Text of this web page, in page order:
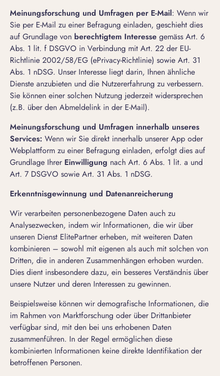
Meinungsforschung und Umfragen per E-Mail: Wenn wir
Sie per E-Mail zu einer Befragung einladen, geschieht dies
auf Grundlage von berechtigtem Interesse gemäss Art. 6
Abs. 1 lit. f DSGVO in Verbindung mit Art. 22 der EU-
Richtlinie 2002/58/EG (ePrivacy-Richtlinie) sowie Art. 31
Abs. 1 nDSG. Unser Interesse liegt darin, Ihnen ähnliche
Dienste anzubieten und die Nutzererfahrung zu verbessern.
Sie können einer solchen Nutzung jederzeit widersprechen
(z.B. über den Abmeldelink in der E-Mail).
Meinungsforschung und Umfragen innerhalb unseres
Services: Wenn wir Sie direkt innerhalb unserer App oder
Webplattform zu einer Befragung einladen, erfolgt dies auf
Grundlage Ihrer Einwilligung nach Art. 6 Abs. 1 lit. a und
Art. 7 DSGVO sowie Art. 31 Abs. 1 nDSG.
Erkenntnisgewinnung und Datenanreicherung
Wir verarbeiten personenbezogene Daten auch zu
Analysezwecken, indem wir Informationen, die wir über
unseren Dienst ElitePartner erheben, mit weiteren Daten
kombinieren – sowohl mit eigenen als auch mit solchen von
Dritten, die in anderen Zusammenhängen erhoben wurden.
Dies dient insbesondere dazu, ein besseres Verständnis über
unsere Nutzer und deren Interessen zu gewinnen.
Beispielsweise können wir demografische Informationen, die
im Rahmen von Marktforschung oder über Drittanbieter
verfügbar sind, mit den bei uns erhobenen Daten
zusammenführen. In der Regel ermöglichen diese
kombinierten Informationen keine direkte Identifikation der
betroffenen Personen.